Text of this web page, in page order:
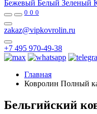
Бежевый Белый Зеленый
0 0 0
zakaz@vipkovrolin.ru
+7 495 970-49-38
Главная
Ковролин Полный
Бельгийский